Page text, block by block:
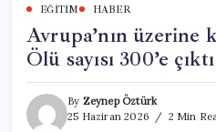
EĞITIM HABER
Avrupa’nın üzerine
Ölü sayısı 300’e çıktı
By Zeynep Öztürk
25 Haziran 2026
2 Min